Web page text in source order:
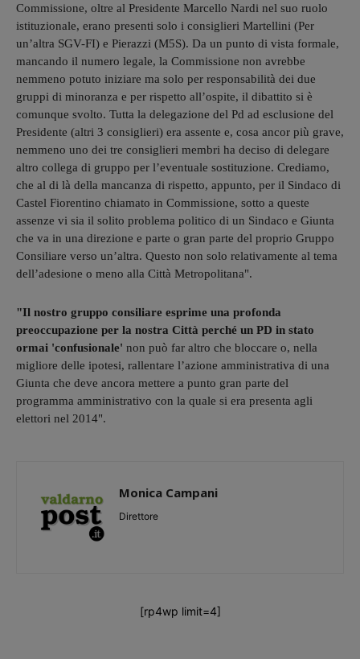
Commissione, oltre al Presidente Marcello Nardi nel suo ruolo
istituzionale, erano presenti solo i consiglieri Martellini (Per
un’altra SGV-FI) e Pierazzi (M5S). Da un punto di vista formale,
mancando il numero legale, la Commissione non avrebbe
nemmeno potuto iniziare ma solo per responsabilità dei due
gruppi di minoranza e per rispetto all’ospite, il dibattito si è
comunque svolto. Tutta la delegazione del Pd ad esclusione del
Presidente (altri 3 consiglieri) era assente e, cosa ancor più grave,
nemmeno uno dei tre consiglieri membri ha deciso di delegare
altro collega di gruppo per l’eventuale sostituzione. Crediamo,
che al di là della mancanza di rispetto, appunto, per il Sindaco di
Castel Fiorentino chiamato in Commissione, sotto a queste
assenze vi sia il solito problema politico di un Sindaco e Giunta
che va in una direzione e parte o gran parte del proprio Gruppo
Consiliare verso un’altra. Questo non solo relativamente al tema
dell’adesione o meno alla Città Metropolitana".
"Il nostro gruppo consiliare esprime una profonda
preoccupazione per la nostra Città perché un PD in stato
ormai 'confusionale' non può far altro che bloccare o, nella
migliore delle ipotesi, rallentare l’azione amministrativa di una
Giunta che deve ancora mettere a punto gran parte del
programma amministrativo con la quale si era presenta agli
elettori nel 2014".
Monica Campani
Direttore
[rp4wp limit=4]